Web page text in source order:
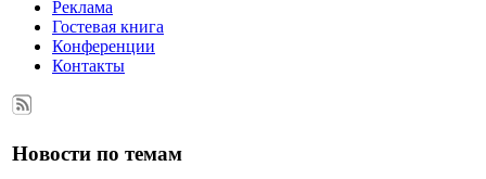
Реклама
Гостевая книга
Конференции
Контакты
Новости по темам